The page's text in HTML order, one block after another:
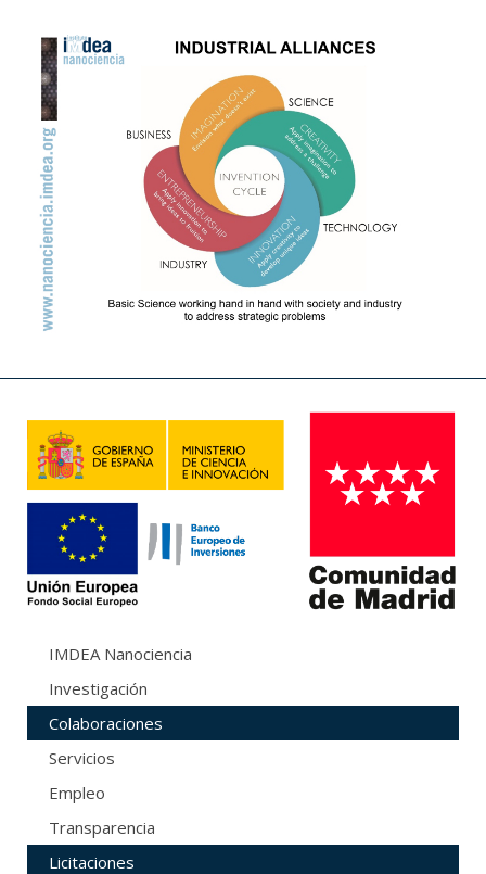
IMDEA Nanociencia
Investigación
Colaboraciones
Servicios
Empleo
Transparencia
Licitaciones